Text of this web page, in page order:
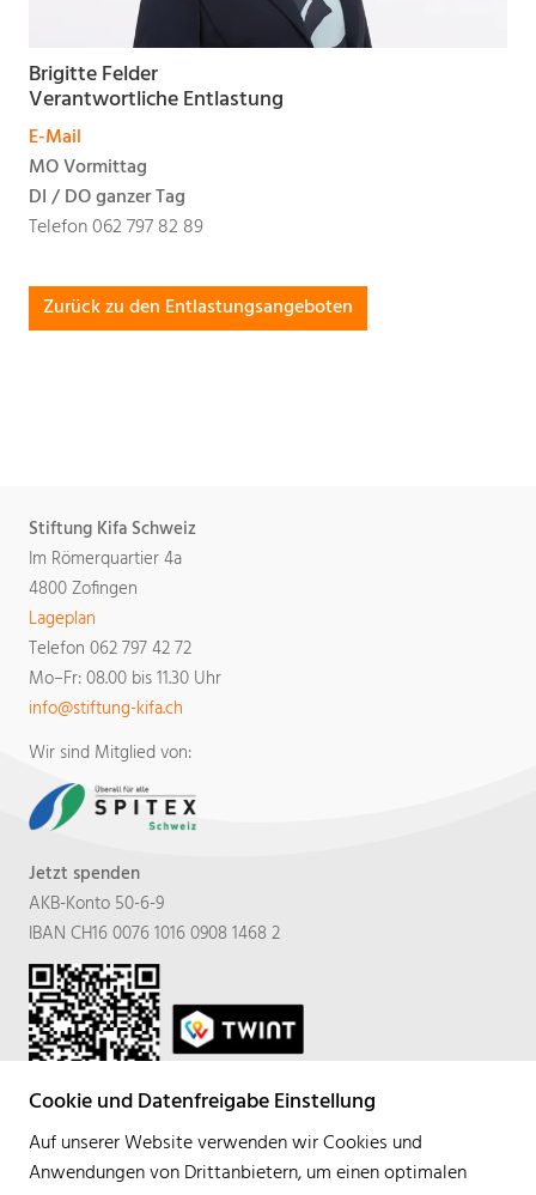
Brigitte Felder
Verantwortliche Entlastung
E-Mail
MO Vormittag
DI / DO ganzer Tag
Telefon 062 797 82 89
Zurück zu den Entlastungsangeboten
Stiftung Kifa Schweiz
Im Römerquartier 4a
4800 Zofingen
Lageplan
Telefon 062 797 42 72
Mo–Fr: 08.00 bis 11.30 Uhr
​​​​​​​info
stiftung-kifa.ch​​​​​​​
Wir sind Mitglied von:
Jetzt spenden
AKB-Konto 50-6-9
IBAN CH16 0076 1016 0908 1468 2
Cookie und Datenfreigabe Einstellung
Auf unserer Website verwenden wir Cookies und
Anwendungen von Drittanbietern, um einen optimalen